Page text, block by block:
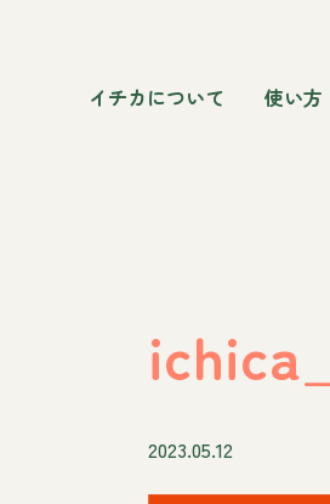
イチカについて 使い方
2023.05.12